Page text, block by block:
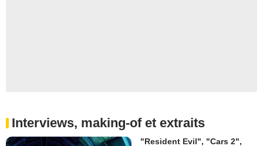
Interviews, making-of et extraits
"Resident Evil", "Cars 2",